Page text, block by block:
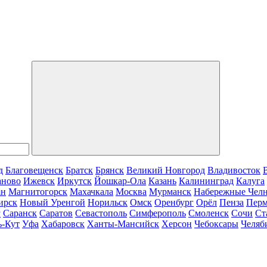
Благовещенск Братск Брянск Великий Новгород Владивосток
Ижевск Иркутск Йошкар-Ола Казань Калининград Калуга
Магнитогорск Махачкала Москва Мурманск Набережные
Новый Уренгой Норильск Омск Оренбург Орёл Пенза
Саранск Саратов Севастополь Симферополь Смоленск Сочи
Кут Уфа Хабаровск Ханты-Мансийск Херсон Чебоксары